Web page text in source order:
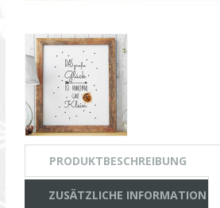
PRODUKTBESCHREIBUNG
ZUSÄTZLICHE INFORMATION